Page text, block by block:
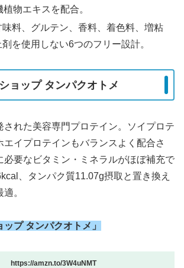
物エキスを配合。
味料、グルテン、香料、着色料、増粘
を使用しない6つのフリー設計。
ョップ タンパクオトメ
された美容専門プロテイン。ソイプロテ
エイプロテインもバランスよく配合さ
必要なビタミン・ミネラルがほぼ補充で
、タンパク質11.07g摂取と置き換え
。
ップ タンパクオトメ」
https://amzn.to/3W4uNMT